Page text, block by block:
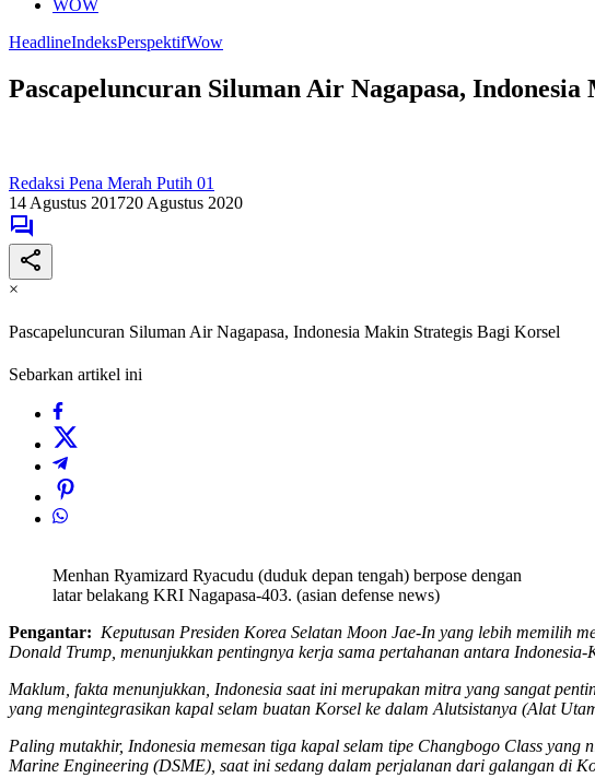
WOW
HeadlineIndeksPerspektifWow
Pascapeluncuran Siluman Air Nagapasa,
Redaksi Pena Merah Putih 01
14 Agustus 201720 Agustus 2020
×
Pascapeluncuran Siluman Air Nagapasa, Indonesia Makin Strategis Bagi Korsel
Sebarkan artikel ini
Menhan Ryamizard Ryacudu (duduk depan tengah) berpose dengan
latar belakang KRI Nagapasa-403. (asian defense news)
Pengantar: Keputusan Presiden Korea Selatan Moon Jae-In yang lebih memilih
Donald Trump, menunjukkan pentingnya kerja sama pertahanan antara Indonesia-
Maklum, fakta menunjukkan, Indonesia saat ini merupakan mitra yang sangat
yang mengintegrasikan kapal selam buatan Korsel ke dalam Alutsistanya (Alat U
Paling mutakhir, Indonesia memesan tiga kapal selam tipe Changbogo Class
Marine Engineering (DSME) , saat ini sedang dalam perjalanan dari galangan di